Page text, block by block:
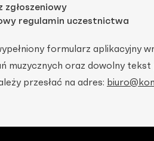
zgłoszeniowy
regulamin uczestnictwa
formularz aplikacyjny
muzycznych oraz dowolny tekst
przesłać na adres: